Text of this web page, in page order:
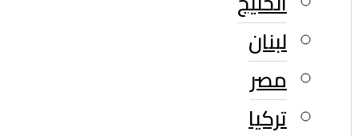
لبنان
مصر
تركيا